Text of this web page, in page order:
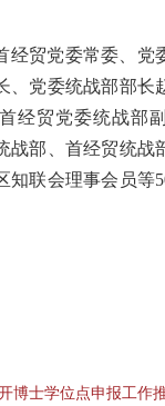
经贸党委常委、党
、党委统战部部长
经贸党委统战部
战部、首经贸统战
知联会理事会员等
博士学位点申报工作